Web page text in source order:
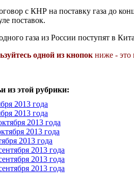
с КНР на поставку газа до
поставок.
газа из России поступят в
одной из кнопок ниже - это
из этой рубрики:
2013 года
2013 года
2013 года
2013 года
2013 года
2013 года
2013 года
2013 года